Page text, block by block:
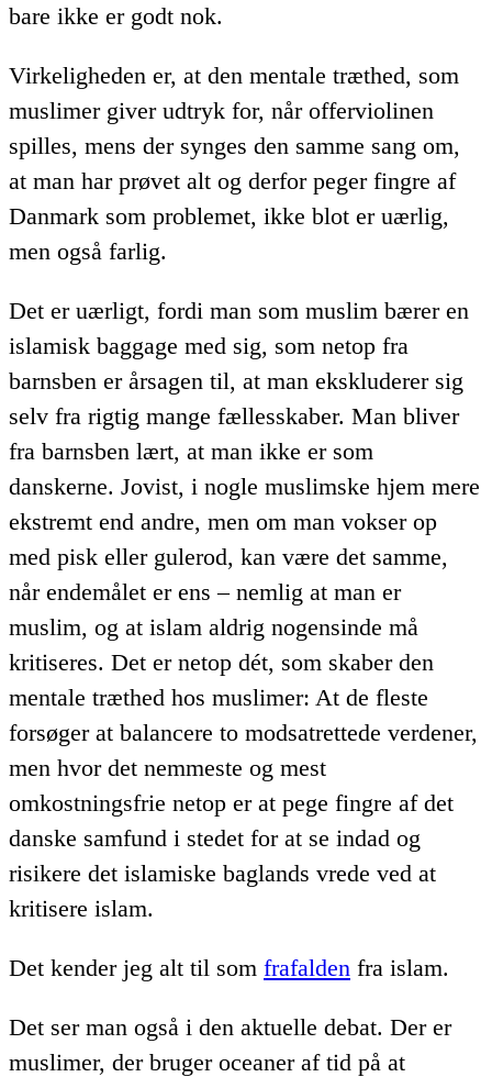
bare ikke er godt nok.
Virkeligheden er, at den mentale træthed, som
muslimer giver udtryk for, når offerviolinen
spilles, mens der synges den samme sang om,
at man har prøvet alt og derfor peger fingre af
Danmark som problemet, ikke blot er uærlig,
men også farlig.
Det er uærligt, fordi man som muslim bærer en
islamisk baggage med sig, som netop fra
barnsben er årsagen til, at man ekskluderer sig
selv fra rigtig mange fællesskaber. Man bliver
fra barnsben lært, at man ikke er som
danskerne. Jovist, i nogle muslimske hjem mere
ekstremt end andre, men om man vokser op
med pisk eller gulerod, kan være det samme,
når endemålet er ens – nemlig at man er
muslim, og at islam aldrig nogensinde må
kritiseres. Det er netop dét, som skaber den
mentale træthed hos muslimer: At de fleste
forsøger at balancere to modsatrettede verdener,
men hvor det nemmeste og mest
omkostningsfrie netop er at pege fingre af det
danske samfund i stedet for at se indad og
risikere det islamiske baglands vrede ved at
kritisere islam.
Det kender jeg alt til som frafalden fra islam.
Det ser man også i den aktuelle debat. Der er
muslimer, der bruger oceaner af tid på at